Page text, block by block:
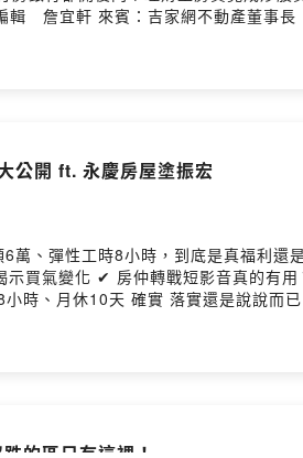
商不動產，即可參加「好友五吉」抽
公開 ft. 永慶房屋塗振宏
、彈性工時8小時，到底是真福利還
時、月休10天 確實 落實還是說說而
⭐每週三更新上架 --Hosting